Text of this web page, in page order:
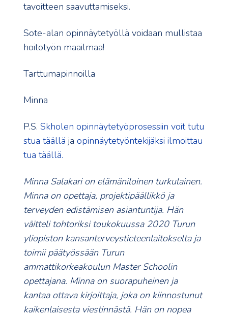
tavoitteen saavuttamiseksi.
Sote-alan opinnäytetyöllä voidaan mullistaa
hoitotyön maailmaa!
Tarttumapinnoilla
Minna
P.S. Skholen opinnäytetyöprosessiin voit tutu
stua täällä ja opinnäytetyöntekijäksi ilmoittau
tua täällä.
Minna Salakari on elämäniloinen turkulainen.
Minna on opettaja, projektipäällikkö ja
terveyden edistämisen asiantuntija. Hän
väitteli tohtoriksi toukokuussa 2020 Turun
yliopiston kansanterveystieteenlaitokselta ja
toimii päätyössään Turun
ammattikorkeakoulun Master Schoolin
opettajana. Minna on suorapuheinen ja
kantaa ottava kirjoittaja, joka on kiinnostunut
kaikenlaisesta viestinnästä. Hän on nopea